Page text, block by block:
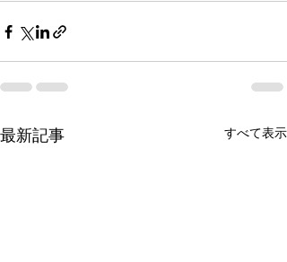
最新記事 すべて表示